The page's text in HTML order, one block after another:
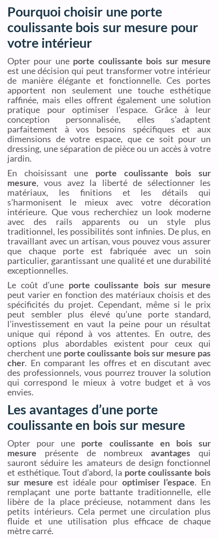
Pourquoi choisir une porte
coulissante bois sur mesure pour
votre intérieur
Opter pour une porte coulissante bois sur mesure
est une décision qui peut transformer votre intérieur
de manière élégante et fonctionnelle. Ces portes
apportent non seulement une touche esthétique
raffinée, mais elles offrent également une solution
pratique pour optimiser l’espace. Grâce à leur
conception personnalisée, elles s’adaptent
parfaitement à vos besoins spécifiques et aux
dimensions de votre espace, que ce soit pour un
dressing, une séparation de pièce ou un accès à votre
jardin.
En choisissant une porte coulissante bois sur
mesure, vous avez la liberté de sélectionner les
matériaux, les finitions et les détails qui
s’harmonisent le mieux avec votre décoration
intérieure. Que vous recherchiez un look moderne
avec des rails apparents ou un style plus
traditionnel, les possibilités sont infinies. De plus, en
travaillant avec un artisan, vous pouvez vous assurer
que chaque porte est fabriquée avec un soin
particulier, garantissant une qualité et une durabilité
exceptionnelles.
Le coût d’une porte coulissante bois sur mesure
peut varier en fonction des matériaux choisis et des
spécificités du projet. Cependant, même si le prix
peut sembler plus élevé qu’une porte standard,
l’investissement en vaut la peine pour un résultat
unique qui répond à vos attentes. En outre, des
options plus abordables existent pour ceux qui
cherchent une porte coulissante bois sur mesure pas
cher. En comparant les offres et en discutant avec
des professionnels, vous pourrez trouver la solution
qui correspond le mieux à votre budget et à vos
envies.
Les avantages d’une porte
coulissante en bois sur mesure
Opter pour une porte coulissante en bois sur
mesure présente de nombreuxavantages qui
sauront séduire les amateurs de design fonctionnel
et esthétique. Tout d’abord, la porte coulissante bois
sur mesure est idéale pour optimiser l’espace. En
remplaçant une porte battante traditionnelle, elle
libère de la place précieuse, notamment dans les
petits intérieurs. Cela permet une circulation plus
fluide et une utilisation plus efficace de chaque
mètre carré.